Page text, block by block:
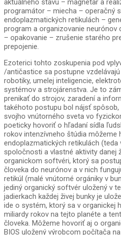
aktuálneho stavu – magnetar a
programátor – miecha – operačný
endoplazmatických retikulách –
program a organizovanie
– opakovanie – zrušenie starého
prepojenie.
Ezoterici tohto zoskupenia pod
/antičastice sa postupne
robotiky, umelej inteligencie,
systémov a strojárenstva. Je to
prenikať do strojov, zaradení a
takéhoto postupu bol nájsť spôsob,
svojho vnútorného sveta vo
poeticky hovoriť o hľadaní sídla
rokov intenzívneho štúdia môžeme
endoplazmatických retikulách (teda
spoločnosti a vlastné aktivity danej
organickom softvéri, ktorý sa
človeka do neurónov a v nich
retikúl (malé vnútorné orgániky v
jediný organický softvér uložený v
jadierkach každej živej bunky je
ide o systém, ktorý sa v organickej
miliardy rokov na tejto planéte a
človeka. Môžeme hovoriť aj o
BIOS uložený výrobcom počítača